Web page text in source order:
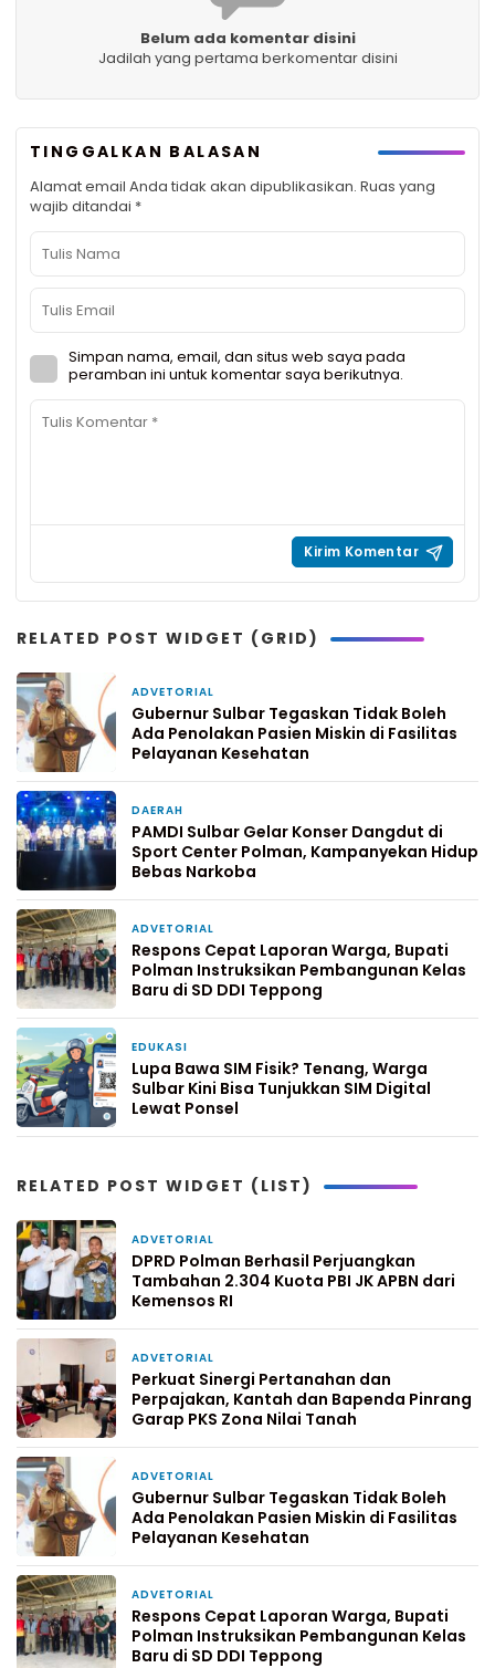
Belum ada komentar disini
Jadilah yang pertama berkomentar disini
TINGGALKAN BALASAN
Alamat email Anda tidak akan dipublikasikan. Ruas yang
wajib ditandai *
Simpan nama, email, dan situs web saya pada
peramban ini untuk komentar saya berikutnya.
RELATED POST WIDGET (GRID)
ADVETORIAL
Gubernur Sulbar Tegaskan Tidak Boleh
Ada Penolakan Pasien Miskin di Fasilitas
Pelayanan Kesehatan
DAERAH
PAMDI Sulbar Gelar Konser Dangdut di
Sport Center Polman, Kampanyekan Hidup
Bebas Narkoba
ADVETORIAL
Respons Cepat Laporan Warga, Bupati
Polman Instruksikan Pembangunan Kelas
Baru di SD DDI Teppong
EDUKASI
Lupa Bawa SIM Fisik? Tenang, Warga
Sulbar Kini Bisa Tunjukkan SIM Digital
Lewat Ponsel
RELATED POST WIDGET (LIST)
ADVETORIAL
DPRD Polman Berhasil Perjuangkan
Tambahan 2.304 Kuota PBI JK APBN dari
Kemensos RI
ADVETORIAL
Perkuat Sinergi Pertanahan dan
Perpajakan, Kantah dan Bapenda Pinrang
Garap PKS Zona Nilai Tanah
ADVETORIAL
Gubernur Sulbar Tegaskan Tidak Boleh
Ada Penolakan Pasien Miskin di Fasilitas
Pelayanan Kesehatan
ADVETORIAL
Respons Cepat Laporan Warga, Bupati
Polman Instruksikan Pembangunan Kelas
Baru di SD DDI Teppong